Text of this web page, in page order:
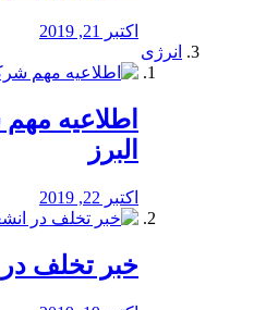
اکتبر 21, 2019
انرژی
️اطلاعیه
البرز
اکتبر 22, 2019
خبر تخلف در